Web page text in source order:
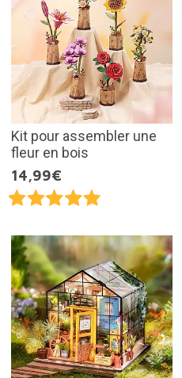
Kit pour assembler une
fleur en bois
14,99€